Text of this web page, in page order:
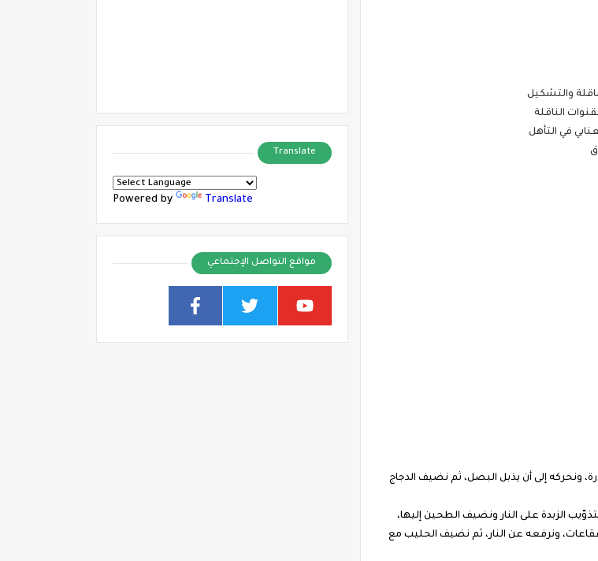
ونحركه إلى أن يذبل البصل، ثم نضيف الدجاج
الزبدة على النار ونضيف الطحين إليها،
ونرفعه عن النار، ثم نضيف الحليب مع
Translate
Powered by Translate
مواقع التواصل الإجتماعي